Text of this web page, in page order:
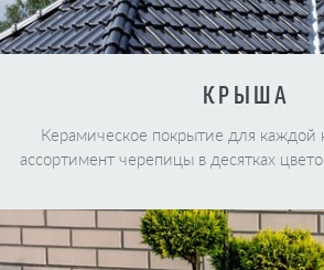
КРЫША
Керамическое покрытие для
ассортимент черепицы в десятках